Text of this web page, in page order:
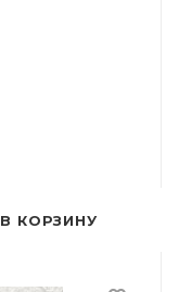
В КОРЗИНУ